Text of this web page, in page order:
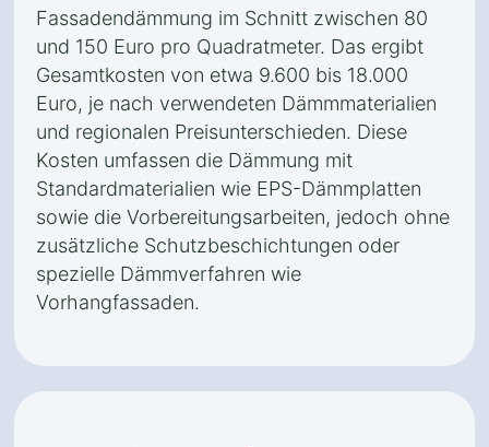
Fassadendämmung im Schnitt zwischen 80
und 150 Euro pro Quadratmeter. Das ergibt
Gesamtkosten von etwa 9.600 bis 18.000
Euro, je nach verwendeten Dämmmaterialien
und regionalen Preisunterschieden. Diese
Kosten umfassen die Dämmung mit
Standardmaterialien wie EPS-Dämmplatten
sowie die Vorbereitungsarbeiten, jedoch ohne
zusätzliche Schutzbeschichtungen oder
spezielle Dämmverfahren wie
Vorhangfassaden.